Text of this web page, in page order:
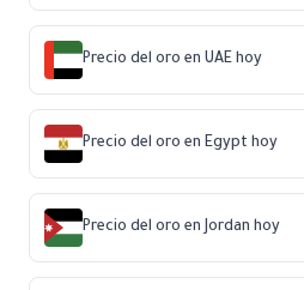
Precio del oro en UAE hoy
Precio del oro en Egypt hoy
Precio del oro en Jordan hoy